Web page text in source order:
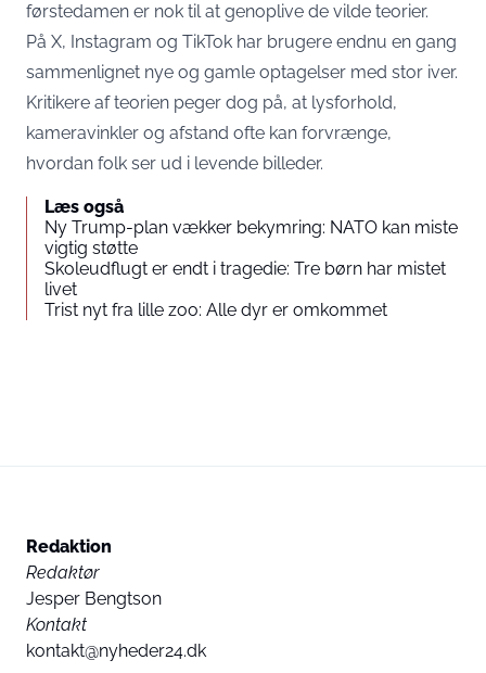
førstedamen er nok til at genoplive de vilde teorier.
På X, Instagram og TikTok har brugere endnu en gang
sammenlignet nye og gamle optagelser med stor iver.
Kritikere af teorien peger dog på, at lysforhold,
kameravinkler og afstand ofte kan forvrænge,
hvordan folk ser ud i levende billeder.
Læs også
Ny Trump-plan vækker bekymring: NATO kan miste
vigtig støtte
Skoleudflugt er endt i tragedie: Tre børn har mistet
livet
Trist nyt fra lille zoo: Alle dyr er omkommet
Redaktion
Redaktør
Jesper Bengtson
Kontakt
kontakt@nyheder24.dk